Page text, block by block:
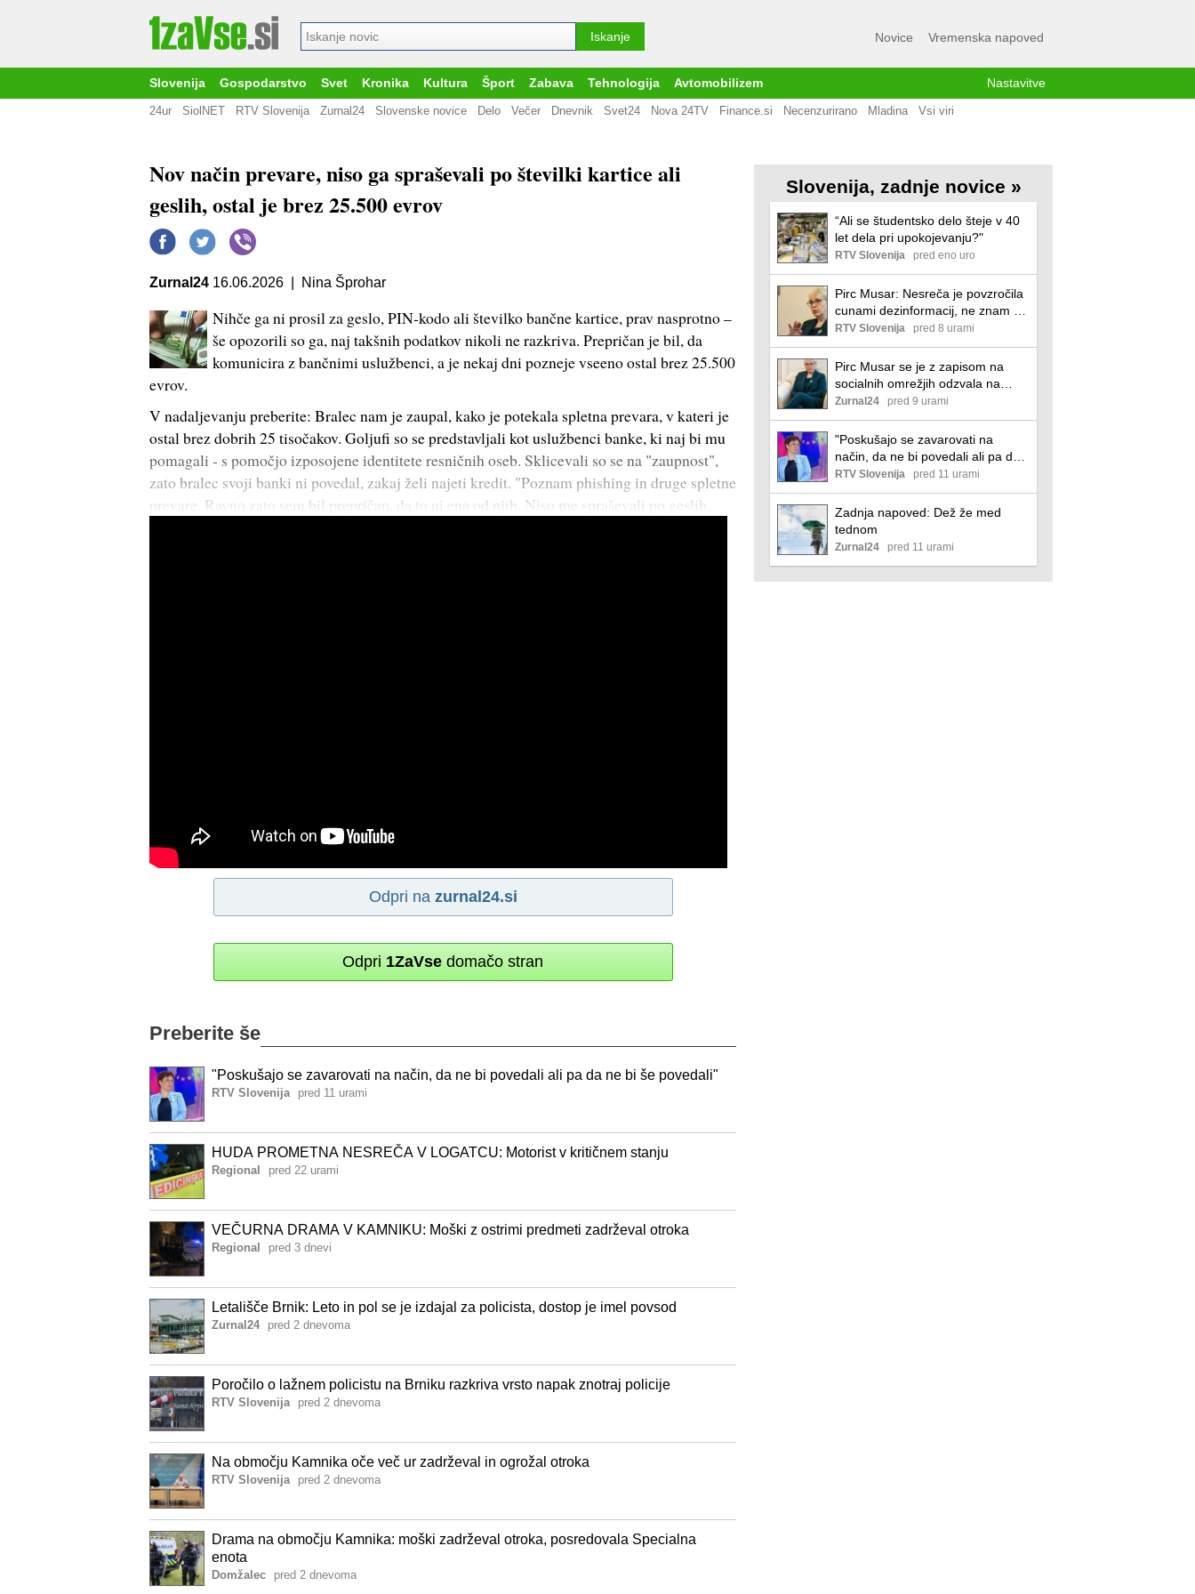
Novice Vremenska napoved
Slovenija Gospodarstvo Svet Kronika Kultura Šport Zabava Tehnologija Avtomobilizem Nastavitve
24ur SiolNET RTV Slovenija Zurnal24 Slovenske novice Delo Večer Dnevnik Svet24 Nova 24TV Finance.si Necenzurirano Mladina Vsi viri
Nov način prevare, niso ga spraševali po številki kartice ali
geslih, ostal je brez 25.500 evrov
Zurnal24 16.06.2026 | Nina Šprohar
Nihče ga ni prosil za geslo, PIN-kodo ali številko bančne kartice, prav nasprotno –
še opozorili so ga, naj takšnih podatkov nikoli ne razkriva. Prepričan je bil, da
komunicira z bančnimi uslužbenci, a je nekaj dni pozneje vseeno ostal brez 25.500
evrov.
V nadaljevanju preberite: Bralec nam je zaupal, kako je potekala spletna prevara, v kateri je
ostal brez dobrih 25 tisočakov. Goljufi so se predstavljali kot uslužbenci banke, ki naj bi mu
pomagali - s pomočjo izposojene identitete resničnih oseb. Sklicevali so se na "zaupnost",
zato bralec svoji banki ni povedal, zakaj želi najeti kredit. "Poznam phishing in druge spletne
prevare. Ravno zato sem bil prepričan, da to ni ena od njih. Niso me spraševali po geslih,
Odpri na zurnal24.si
Odpri 1ZaVse domačo stran
Preberite še
"Poskušajo se zavarovati na način, da ne bi povedali ali pa da ne bi še povedali"
RTV Slovenija pred 11 urami
HUDA PROMETNA NESREČA V LOGATCU: Motorist v kritičnem stanju
Regional pred 22 urami
VEČURNA DRAMA V KAMNIKU: Moški z ostrimi predmeti zadrževal otroka
Regional pred 3 dnevi
Letališče Brnik: Leto in pol se je izdajal za policista, dostop je imel povsod
Zurnal24 pred 2 dnevoma
Poročilo o lažnem policistu na Brniku razkriva vrsto napak znotraj policije
RTV Slovenija pred 2 dnevoma
Na območju Kamnika oče več ur zadrževal in ogrožal otroka
RTV Slovenija pred 2 dnevoma
Drama na območju Kamnika: moški zadrževal otroka, posredovala Specialna
enota
Domžalec pred 2 dnevoma
Slovenija, zadnje novice »
“Ali se študentsko delo šteje v 40
let dela pri upokojevanju?"
RTV Slovenija pred eno uro
Pirc Musar: Nesreča je povzročila
cunami dezinformacij, ne znam ga
ustaviti
RTV Slovenija pred 8 urami
Pirc Musar se je z zapisom na
socialnih omrežjih odzvala na
obtožbe
Zurnal24 pred 9 urami
"Poskušajo se zavarovati na
način, da ne bi povedali ali pa da
ne bi še povedali"
RTV Slovenija pred 11 urami
Zadnja napoved: Dež že med
tednom
Zurnal24 pred 11 urami